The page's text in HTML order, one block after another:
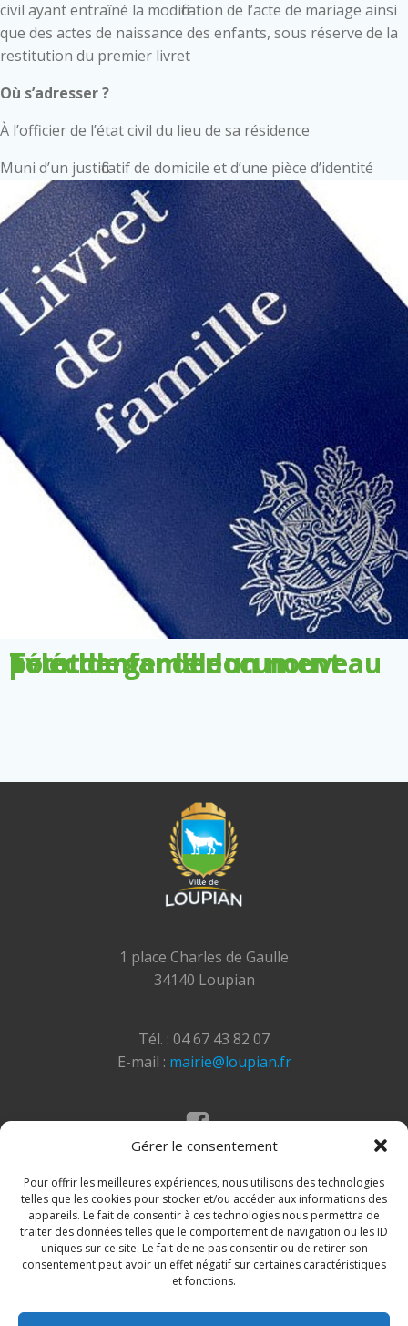
Gérer le consentement
Pour offrir les meilleures expériences, nous utilisons des technologies
telles que les cookies pour stocker et/ou accéder aux informations des
appareils. Le fait de consentir à ces technologies nous permettra de
traiter des données telles que le comportement de navigation ou les ID
uniques sur ce site. Le fait de ne pas consentir ou de retirer son
consentement peut avoir un effet négatif sur certaines caractéristiques
et fonctions.
civil ayant entraîné la modification de l’acte de mariage ainsi
que des actes de naissance des enfants, sous réserve de la
restitution du premier livret
Où s’adresser ?
À l’officier de l’état civil du lieu de sa résidence
Muni d’un justificatif de domicile et d’une pièce d’identité
Télécharger le document pour demander un nouveau livret de famille
1 place Charles de Gaulle
34140 Loupian
Tél. : 04 67 43 82 07
E-mail : mairie@loupian.fr